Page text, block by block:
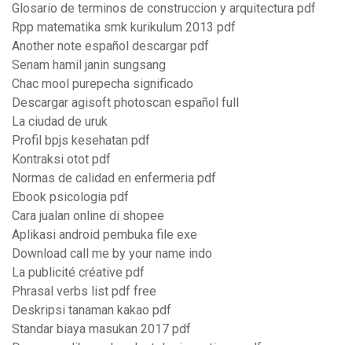
Glosario de terminos de construccion y arquitectura pdf
Rpp matematika smk kurikulum 2013 pdf
Another note español descargar pdf
Senam hamil janin sungsang
Chac mool purepecha significado
Descargar agisoft photoscan español full
La ciudad de uruk
Profil bpjs kesehatan pdf
Kontraksi otot pdf
Normas de calidad en enfermeria pdf
Ebook psicologia pdf
Cara jualan online di shopee
Aplikasi android pembuka file exe
Download call me by your name indo
La publicité créative pdf
Phrasal verbs list pdf free
Deskripsi tanaman kakao pdf
Standar biaya masukan 2017 pdf